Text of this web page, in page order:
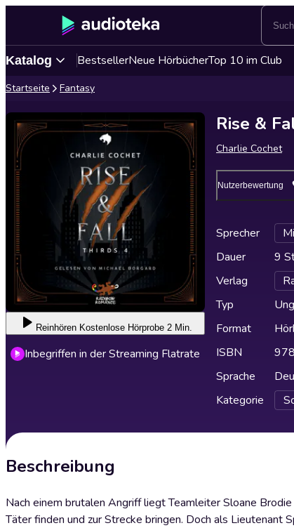
Katalog BestsellerNeue HörbücherTop 10 im Club
Startseite Fantasy
Reinhören Kostenlose Hörprobe 2 Min.
Inbegriffen in der Streaming Flatrate
Rise &
Charlie Cochet
Nutzerbewertung
Sprecher
Dauer
9
Verlag
Typ
Format
ISBN
Sprache
Kategorie
Beschreibung
Nach einem brutalen Angriff liegt Teamleiter Sloane
Täter finden und zur Strecke bringen. Doch als Lieutenant